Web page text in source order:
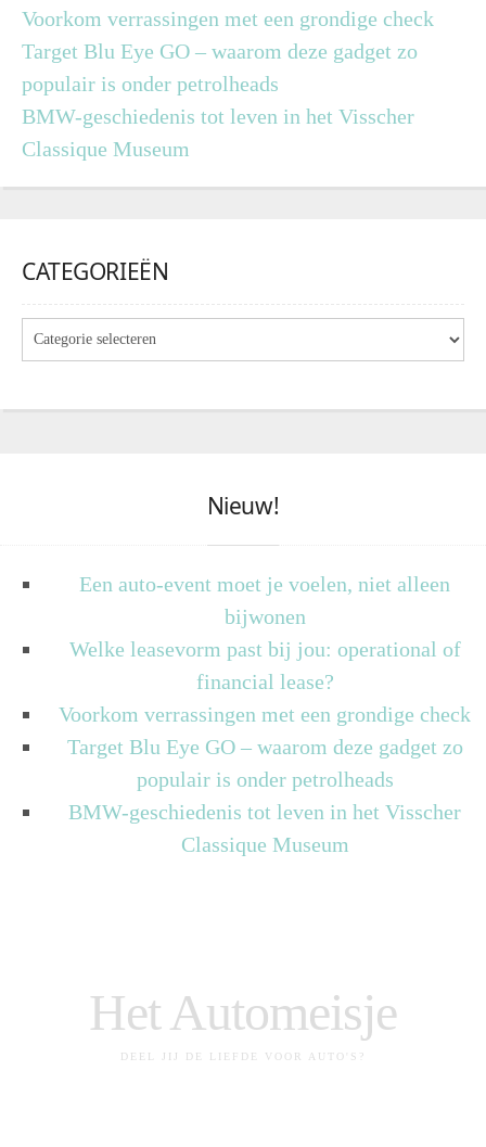
Voorkom verrassingen met een grondige check
Target Blu Eye GO – waarom deze gadget zo
populair is onder petrolheads
BMW-geschiedenis tot leven in het Visscher
Classique Museum
CATEGORIEËN
Nieuw!
Een auto-event moet je voelen, niet alleen
bijwonen
Welke leasevorm past bij jou: operational of
financial lease?
Voorkom verrassingen met een grondige check
Target Blu Eye GO – waarom deze gadget zo
populair is onder petrolheads
BMW-geschiedenis tot leven in het Visscher
Classique Museum
Het Automeisje
DEEL JIJ DE LIEFDE VOOR AUTO'S?